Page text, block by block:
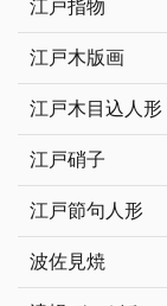
江戸指物
江戸木版画
江戸木目込人形
江戸硝子
江戸節句人形
波佐見焼